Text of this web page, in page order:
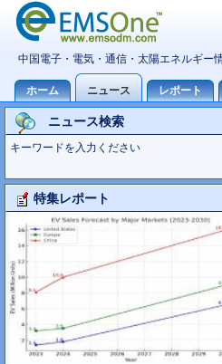
ニュース検索
キーワードを入力ください
特集レポート
大型TV市場10世代主導の可能性